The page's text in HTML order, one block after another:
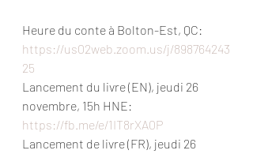
Heure du conte à Bolton-Est, QC:
https://us02web.zoom.us/j/898764243
25
Lancement du livre (EN), jeudi 26
novembre, 15h HNE:
https://fb.me/e/1IT8rXA0P
Lancement de livre (FR), jeudi 26